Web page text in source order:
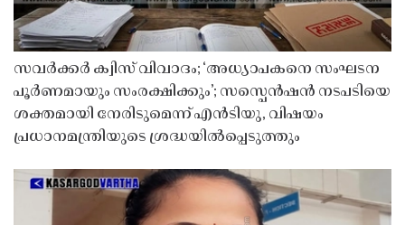
സവർക്കർ ക്വിസ് വിവാദം; ‘അധ്യാപകനെ സംഘടന
പൂർണമായും സംരക്ഷിക്കും’; സസ്പെൻഷൻ നടപടിയെ
ശക്തമായി നേരിടുമെന്ന് എൻടിയു, വിഷയം
പ്രധാനമന്ത്രിയുടെ ശ്രദ്ധയിൽപ്പെടുത്തും